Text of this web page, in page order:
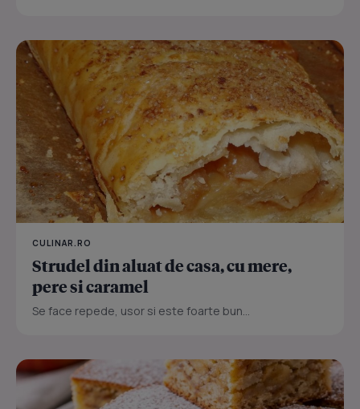
CULINAR.RO
Strudel din aluat de casa, cu mere,
pere si caramel
Se face repede, usor si este foarte bun...